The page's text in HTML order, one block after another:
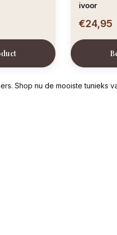
ivoor
€24,95
Shop nu de mooiste tunieks